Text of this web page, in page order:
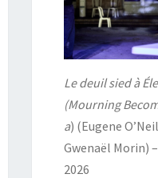
Le deuil sied à
(Mourning
a) (Eugene
Gwenaël Morin)
2026